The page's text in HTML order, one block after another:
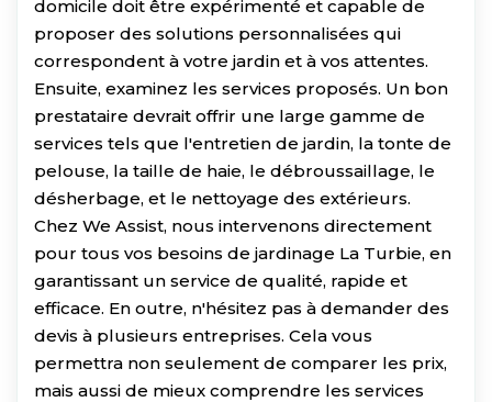
domicile doit être expérimenté et capable de
proposer des solutions personnalisées qui
correspondent à votre jardin et à vos attentes.
Ensuite, examinez les services proposés. Un bon
prestataire devrait offrir une large gamme de
services tels que l'entretien de jardin, la tonte de
pelouse, la taille de haie, le débroussaillage, le
désherbage, et le nettoyage des extérieurs.
Chez We Assist, nous intervenons directement
pour tous vos besoins de jardinage La Turbie, en
garantissant un service de qualité, rapide et
efficace. En outre, n'hésitez pas à demander des
devis à plusieurs entreprises. Cela vous
permettra non seulement de comparer les prix,
mais aussi de mieux comprendre les services